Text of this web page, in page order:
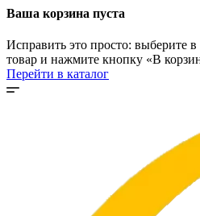
Ваша корзина пуста
Исправить это просто: выберите
товар и нажмите кнопку «В
Перейти в каталог